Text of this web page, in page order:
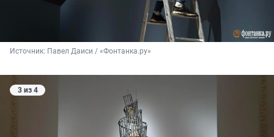
Источник: Павел Даиси / «Фонтанка.ру»
3 из 4